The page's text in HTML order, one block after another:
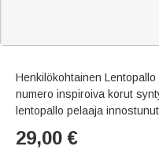
Henkilökohtainen
numero inspiroiva korut
lentopallo pelaaja innostunut
29,00 €